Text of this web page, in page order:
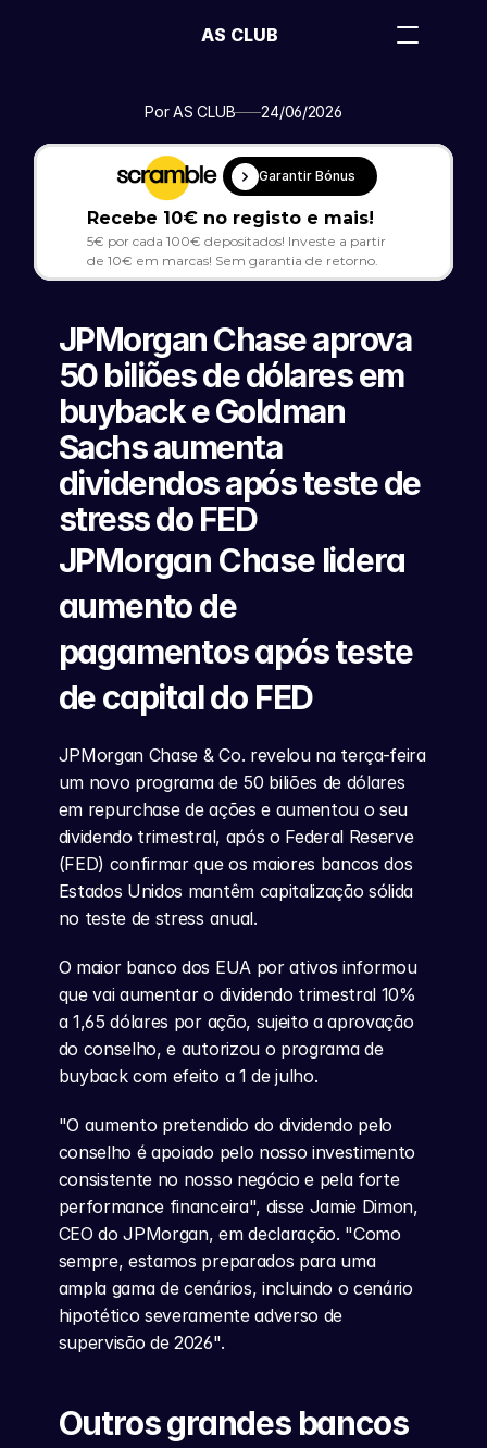
Por AS CLUB 24/06/2026
Garantir Bónus
Recebe 10€ no registo e mais!
5€ por cada 100€ depositados! Investe a partir
de 10€ em marcas! Sem garantia de retorno.
JPMorgan Chase aprova
50 biliões de dólares em
buyback e Goldman
Sachs aumenta
dividendos após teste de
stress do FED
JPMorgan Chase lidera
aumento de
pagamentos após teste
de capital do FED
JPMorgan Chase & Co. revelou na terça-feira
um novo programa de 50 biliões de dólares
em repurchase de ações e aumentou o seu
dividendo trimestral, após o Federal Reserve
(FED) confirmar que os maiores bancos dos
Estados Unidos mantêm capitalização sólida
no teste de stress anual.
O maior banco dos EUA por ativos informou
que vai aumentar o dividendo trimestral 10%
a 1,65 dólares por ação, sujeito a aprovação
do conselho, e autorizou o programa de
buyback com efeito a 1 de julho.
"O aumento pretendido do dividendo pelo
conselho é apoiado pelo nosso investimento
consistente no nosso negócio e pela forte
performance financeira", disse Jamie Dimon,
CEO do JPMorgan, em declaração. "Como
sempre, estamos preparados para uma
ampla gama de cenários, incluindo o cenário
hipotético severamente adverso de
supervisão de 2026".
Outros grandes bancos
AS CLUB